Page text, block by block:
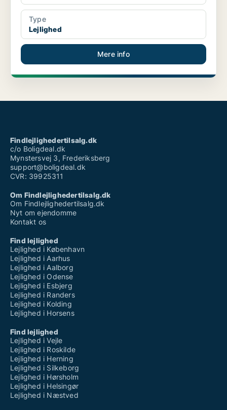
Type
Lejlighed
Mere info
Findlejlighedertilsalg.dk
c/o Boligdeal.dk
Mynstersvej 3, Frederiksberg
support@boligdeal.dk
CVR: 39925311
Om Findlejlighedertilsalg.dk
Om Findlejlighedertilsalg.dk
Nyt om ejendomme
Kontakt os
Find lejlighed
Lejlighed i København
Lejlighed i Aarhus
Lejlighed i Aalborg
Lejlighed i Odense
Lejlighed i Esbjerg
Lejlighed i Randers
Lejlighed i Kolding
Lejlighed i Horsens
Find lejlighed
Lejlighed i Vejle
Lejlighed i Roskilde
Lejlighed i Herning
Lejlighed i Silkeborg
Lejlighed i Hørsholm
Lejlighed i Helsingør
Lejlighed i Næstved